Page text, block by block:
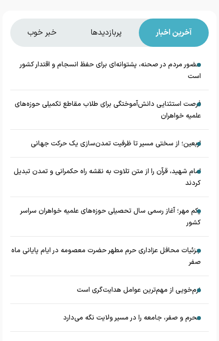
آخرین اخبار پربازدیدها خبر خوب
حضور مردم در صحنه، پشتوانه‌ای برای حفظ انسجام و اقتدار کشور
است
فرصت استثنایی دانش‌آموختگی برای طلاب مقاطع تکمیلی حوزه‌های
علمیه خواهران
اربعین؛ از سختی مسیر تا ظرفیت تمدن‌سازی یک حرکت جهانی
امام شهید، قرآن را از متن تلاوت به نقشه راه حکمرانی و تمدن تبدیل
کردند
یکم مهر؛ آغاز رسمی سال تحصیلی حوزه‌های علمیه خواهران سراسر
کشور
جزئیات محافل عزاداری حرم مطهر حضرت معصومه در ایام پایانی ماه
صفر
نرم‌خویی از مهم‌ترین عوامل هدایت‌گری است
محرم و صفر، جامعه را در مسیر ولایت نگه می‌دارد